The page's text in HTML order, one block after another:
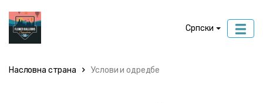
Српски
Насловна страна Услови и одредбе